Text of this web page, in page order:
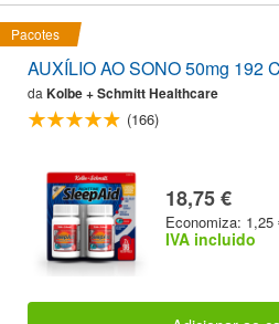
Pacotes
AUXÍLIO AO SONO 50mg 192
da Kolbe + Schmitt Healthcare
(166)
18,75 €
Economiza: 1,25
IVA incluido